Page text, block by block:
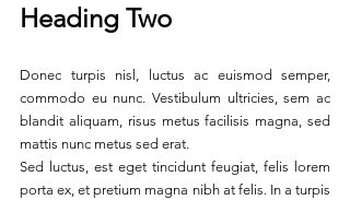
Heading Two
Donec turpis nisl, luctus ac euismod semper,
commodo eu nunc. Vestibulum ultricies, sem ac
blandit aliquam, risus metus facilisis magna, sed
mattis nunc metus sed erat.
Sed luctus, est eget tincidunt feugiat, felis lorem
porta ex, et pretium magna nibh at felis. In a turpis